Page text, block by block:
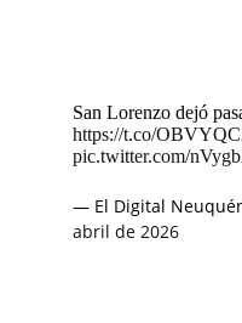
San Lorenzo dejó
https://t.co/
pic.twitter.com/
— El Digital
abril de 2026